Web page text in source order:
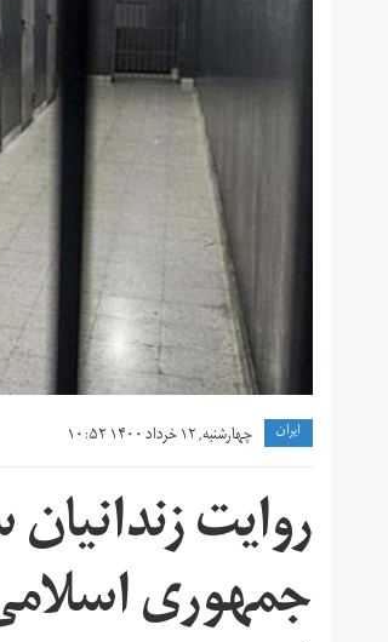
ايران چهارشنبه, ۱۲ خرداد ۱۴۰۰ ۱۰:۵۲
روایت
جمهوری